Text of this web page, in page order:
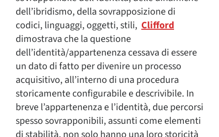
dell’ibridismo, della sovrapposizione di
codici, linguaggi, oggetti, stili, Clifford
dimostrava che la questione
dell’identità/appartenenza cessava di essere
un dato di fatto per divenire un processo
acquisitivo, all’interno di una procedura
storicamente configurabile e descrivibile. In
breve l’appartenenza e l’identità, due percorsi
spesso sovrapponibili, assunti come elementi